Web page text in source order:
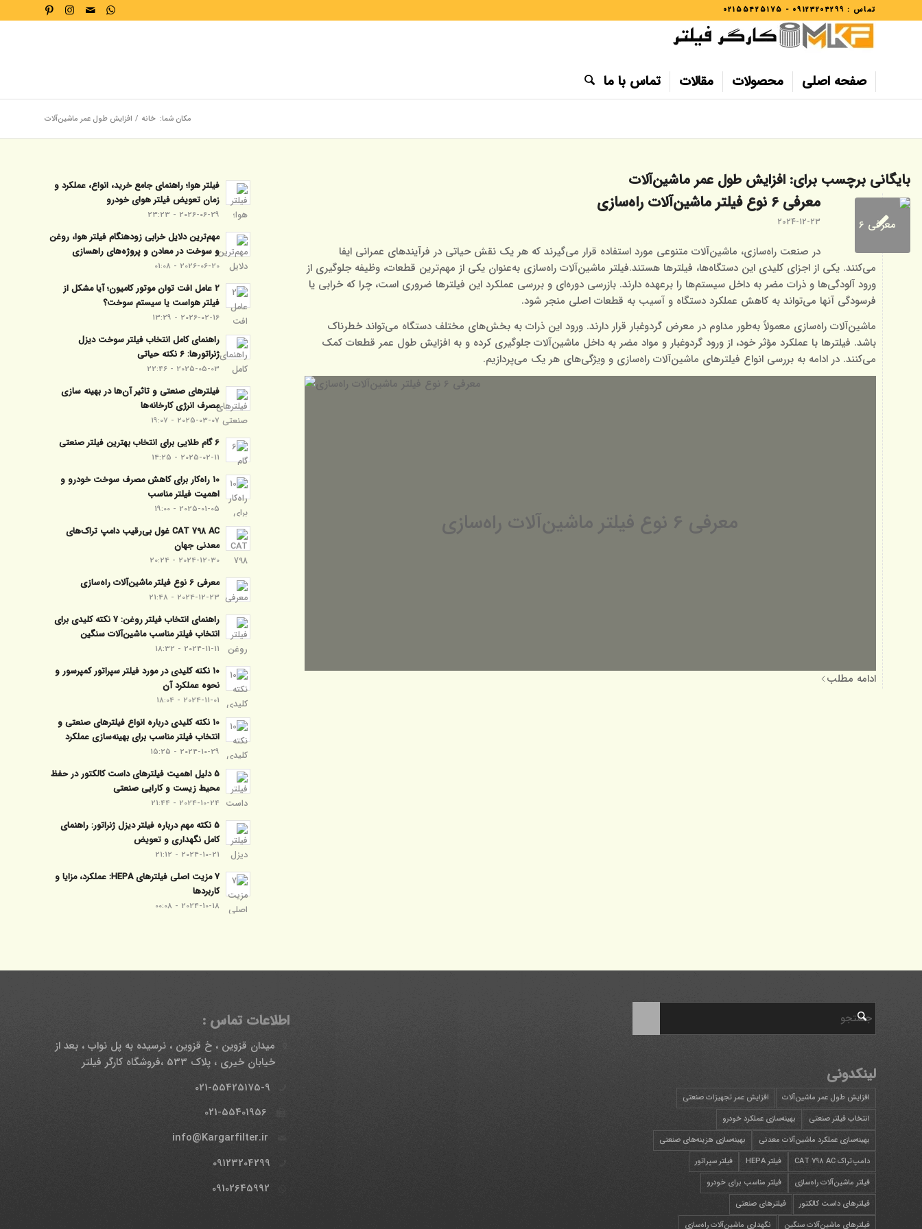
تماس : 09123204299
-
02155425175
صفحه اصلی محصولات مقالات تماس با ما
مکان شما: خانه / افزایش طول عمر ماشین‌آلات
بایگانی برچسب برای: افزایش طول عمر ماشین‌آلات
معرفی 6 نوع فیلتر ماشین‌آلات راه‌سازی
2024-12-23
در صنعت راه‌سازی، ماشین‌آلات متنوعی مورد استفاده قرار می‌گیرند که هر یک نقش حیاتی در فرآیندهای عمرانی ایفا
می‌کنند. یکی از اجزای کلیدی این دستگاه‌ها، فیلترها هستند.فیلتر ماشین‌آلات راه‌سازی به‌عنوان یکی از مهم‌ترین قطعات، وظیفه جلوگیری از
ورود آلودگی‌ها و ذرات مضر به داخل سیستم‌ها را برعهده دارند. بازرسی دوره‌ای و بررسی عملکرد این فیلترها ضروری است، چرا که خرابی یا
فرسودگی آنها می‌تواند به کاهش عملکرد دستگاه و آسیب به قطعات اصلی منجر شود.
ماشین‌آلات راه‌سازی معمولاً به‌طور مداوم در معرض گردوغبار قرار دارند. ورود این ذرات به بخش‌های مختلف دستگاه می‌تواند خطرناک
باشد. فیلترها با عملکرد مؤثر خود، از ورود گردوغبار و مواد مضر به داخل ماشین‌آلات جلوگیری کرده و به افزایش طول عمر قطعات کمک
می‌کنند. در ادامه به بررسی انواع فیلترهای ماشین‌آلات راه‌سازی و ویژگی‌های هر یک می‌پردازیم.
معرفی 6 نوع فیلتر ماشین‌آلات راه‌سازی
ادامه مطلب
فیلتر هوا؛ راهنمای جامع خرید، انواع، عملکرد و
زمان تعویض فیلتر هوای خودرو
2026-06-29 - 23:23
مهم‌ترین دلایل خرابی زودهنگام فیلتر هوا، روغن
و سوخت در معادن و پروژه‌های راهسازی
2026-06-20 - 01:08
2 عامل افت توان موتور کامیون؛ آیا مشکل از
فیلتر هواست یا سیستم سوخت؟
2026-02-16 - 13:29
راهنمای کامل انتخاب فیلتر سوخت دیزل
ژنراتورها: 6 نکته حیاتی
2025-05-03 - 22:46
فیلترهای صنعتی و تاثیر آن‌ها در بهینه‌ سازی
مصرف انرژی کارخانه‌ها
2025-03-07 - 19:07
6 گام طلایی برای انتخاب بهترین فیلتر صنعتی
2025-02-11 - 14:25
10 راه‌کار برای کاهش مصرف سوخت خودرو و
اهمیت فیلتر مناسب
2025-01-05 - 19:00
CAT 798 AC غول بی‌رقیب دامپ تراک‌های
معدنی جهان
2024-12-30 - 20:24
معرفی 6 نوع فیلتر ماشین‌آلات راه‌سازی
2024-12-23 - 21:48
راهنمای انتخاب فیلتر روغن: 7 نکته کلیدی برای
انتخاب فیلتر مناسب ماشین‌آلات سنگین
2024-11-11 - 18:32
10 نکته کلیدی در مورد فیلتر سپراتور کمپرسور و
نحوه عملکرد آن
2024-11-01 - 18:04
10 نکته کلیدی درباره انواع فیلترهای صنعتی و
انتخاب فیلتر مناسب برای بهینه‌سازی عملکرد
2024-10-29 - 15:25
5 دلیل اهمیت فیلترهای داست کالکتور در حفظ
محیط زیست و کارایی صنعتی
2024-10-24 - 21:44
5 نکته مهم درباره فیلتر دیزل ژنراتور: راهنمای
کامل نگهداری و تعویض
2024-10-21 - 21:12
7 مزیت اصلی فیلترهای HEPA: عملکرد، مزایا و
کاربردها
2024-10-18 - 00:08
لینکدونی
افزایش طول عمر ماشین‌آلات
افزایش عمر تجهیزات صنعتی
انتخاب فیلتر صنعتی
بهینه‌سازی عملکرد خودرو
بهینه‌سازی عملکرد ماشین‌آلات معدنی
بهینه‌سازی هزینه‌های صنعتی
دامپ‌تراک CAT 798 AC
فیلتر HEPA
فیلتر سپراتور
فیلتر ماشین‌آلات راه‌سازی
فیلتر مناسب برای خودرو
فیلترهای داست کالکتور
فیلترهای صنعتی
فیلترهای ماشین‌آلات سنگین
نگهداری ماشین‌آلات راه‌سازی
اطلاعات تماس :
میدان قزوین ، خ قزوین ، نرسیده به پل نواب ، بعد از
خیابان خیری ، پلاک 533 ،فروشگاه کارگر فیلتر
021-55425175-9
021-55401956
info@Kargarfilter.ir
09123204299
09102645992